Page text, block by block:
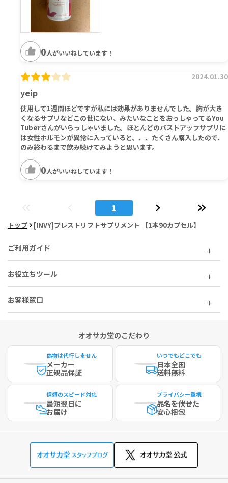
0人がいいねしています！
yeip
2024.01.30
使用して1週間ほどですが私には効果がありませんでした。胸が大き
くなるサプリなどこの世にない、みたいなことをおっしゃってるYou
Tuberさんがいらっしゃいました。ほとんどのバストアップサプリに
は女性ホルモンが異常に入っていると、、、たくさん購入したので、
のみ終わるまで飲み続けてみようと思います。
0人がいいねしています！
1
トップ [INVY]ブレストリフトサプリメント 【1本90カプセル】
ご利用ガイド
お役立ちツール
お客様窓口
オオサカ堂のこだわり
偽物は代行しません
メーカー
正規品保証
いつでもどこでも
日本全国
送料無料
信頼のスピード対応
最短翌日に
お届け
プライバシー重視
品名を伏せた
安心梱包